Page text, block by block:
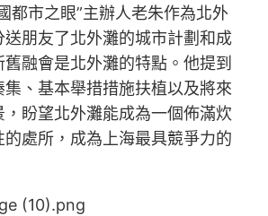
市之眼”主辦人老朱作為北外
朋友了北外灘的城市計劃和成
融會是北外灘的特點。他提到
集、基本舉措措施扶植以及將來
，盼望北外灘能成為一個佈滿炊
的處所，成為上海最具競爭力的